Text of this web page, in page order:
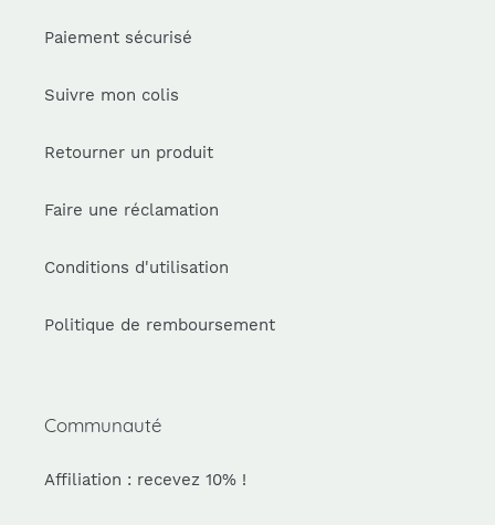
Paiement sécurisé
Suivre mon colis
Retourner un produit
Faire une réclamation
Conditions d'utilisation
Politique de remboursement
Communauté
Affiliation : recevez 10% !